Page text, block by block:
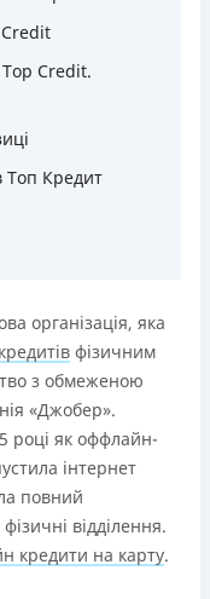
Credit.
Топ Кредит
організація, яка
фізичним
з обмеженою
«Джобер».
році як оффлайн-
інтернет
повний
відділення.
кредити на карту.